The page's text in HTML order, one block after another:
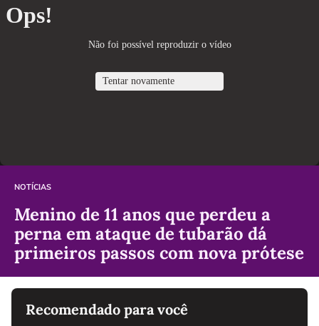
NOTÍCIAS
Menino de 11 anos que perdeu a
perna em ataque de tubarão dá
primeiros passos com nova prótese
Recomendado para você